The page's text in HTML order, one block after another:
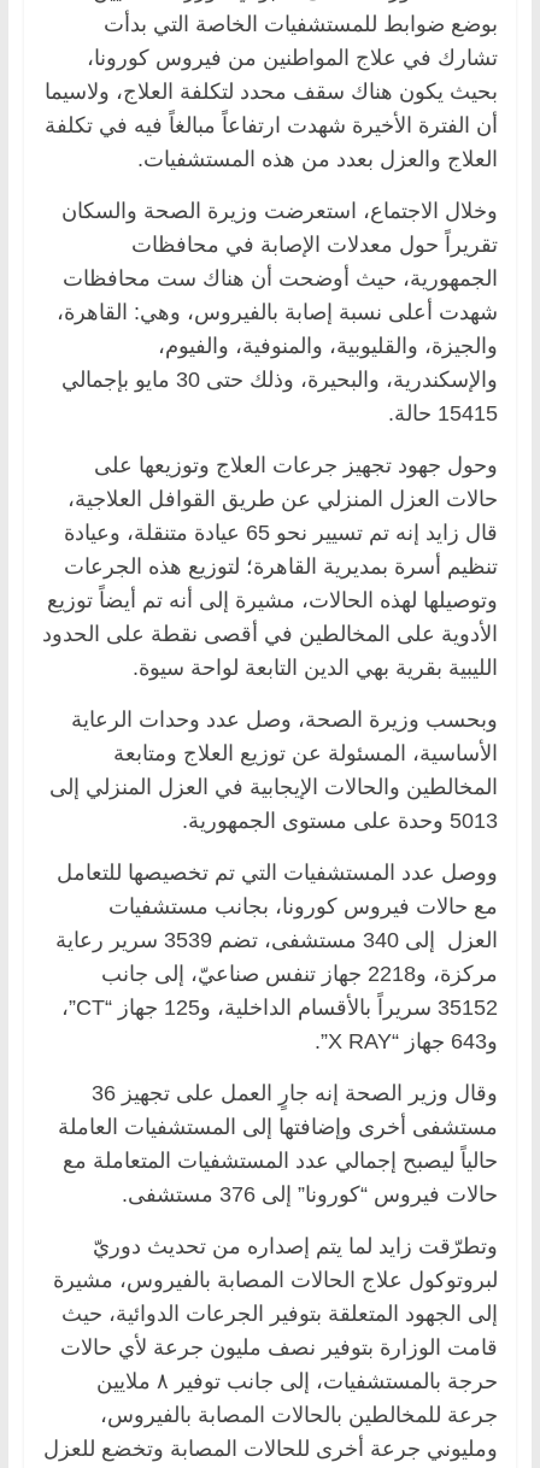
بوضع ضوابط للمستشفيات الخاصة التي بدأت
تشارك في علاج المواطنين من فيروس كورونا،
بحيث يكون هناك سقف محدد لتكلفة العلاج، ولاسيما
أن الفترة الأخيرة شهدت ارتفاعاً مبالغاً فيه في تكلفة
العلاج والعزل بعدد من هذه المستشفيات.
وخلال الاجتماع، استعرضت وزيرة الصحة والسكان
تقريراً حول معدلات الإصابة في محافظات
الجمهورية، حيث أوضحت أن هناك ست محافظات
شهدت أعلى نسبة إصابة بالفيروس، وهي: القاهرة،
والجيزة، والقليوبية، والمنوفية، والفيوم،
والإسكندرية، والبحيرة، وذلك حتى 30 مايو بإجمالي
15415 حالة.
وحول جهود تجهيز جرعات العلاج وتوزيعها على
حالات العزل المنزلي عن طريق القوافل العلاجية،
قال زايد إنه تم تسيير نحو 65 عيادة متنقلة، وعيادة
تنظيم أسرة بمديرية القاهرة؛ لتوزيع هذه الجرعات
وتوصيلها لهذه الحالات، مشيرة إلى أنه تم أيضاً توزيع
الأدوية على المخالطين في أقصى نقطة على الحدود
الليبية بقرية بهي الدين التابعة لواحة سيوة.
وبحسب وزيرة الصحة، وصل عدد وحدات الرعاية
الأساسية، المسئولة عن توزيع العلاج ومتابعة
المخالطين والحالات الإيجابية في العزل المنزلي إلى
5013 وحدة على مستوى الجمهورية.
ووصل عدد المستشفيات التي تم تخصيصها للتعامل
مع حالات فيروس كورونا، بجانب مستشفيات
العزل إلى 340 مستشفى، تضم 3539 سرير رعاية
مركزة، و2218 جهاز تنفس صناعيّ، إلى جانب
35152 سريراً بالأقسام الداخلية، و125 جهاز “CT”،
و643 جهاز “X RAY”.
وقال وزير الصحة إنه جارٍ العمل على تجهيز 36
مستشفى أخرى وإضافتها إلى المستشفيات العاملة
حالياً ليصبح إجمالي عدد المستشفيات المتعاملة مع
حالات فيروس “كورونا” إلى 376 مستشفى.
وتطرّقت زايد لما يتم إصداره من تحديث دوريّ
لبروتوكول علاج الحالات المصابة بالفيروس، مشيرة
إلى الجهود المتعلقة بتوفير الجرعات الدوائية، حيث
قامت الوزارة بتوفير نصف مليون جرعة لأي حالات
حرجة بالمستشفيات، إلى جانب توفير ٨ ملايين
جرعة للمخالطين بالحالات المصابة بالفيروس،
ومليوني جرعة أخرى للحالات المصابة وتخضع للعزل